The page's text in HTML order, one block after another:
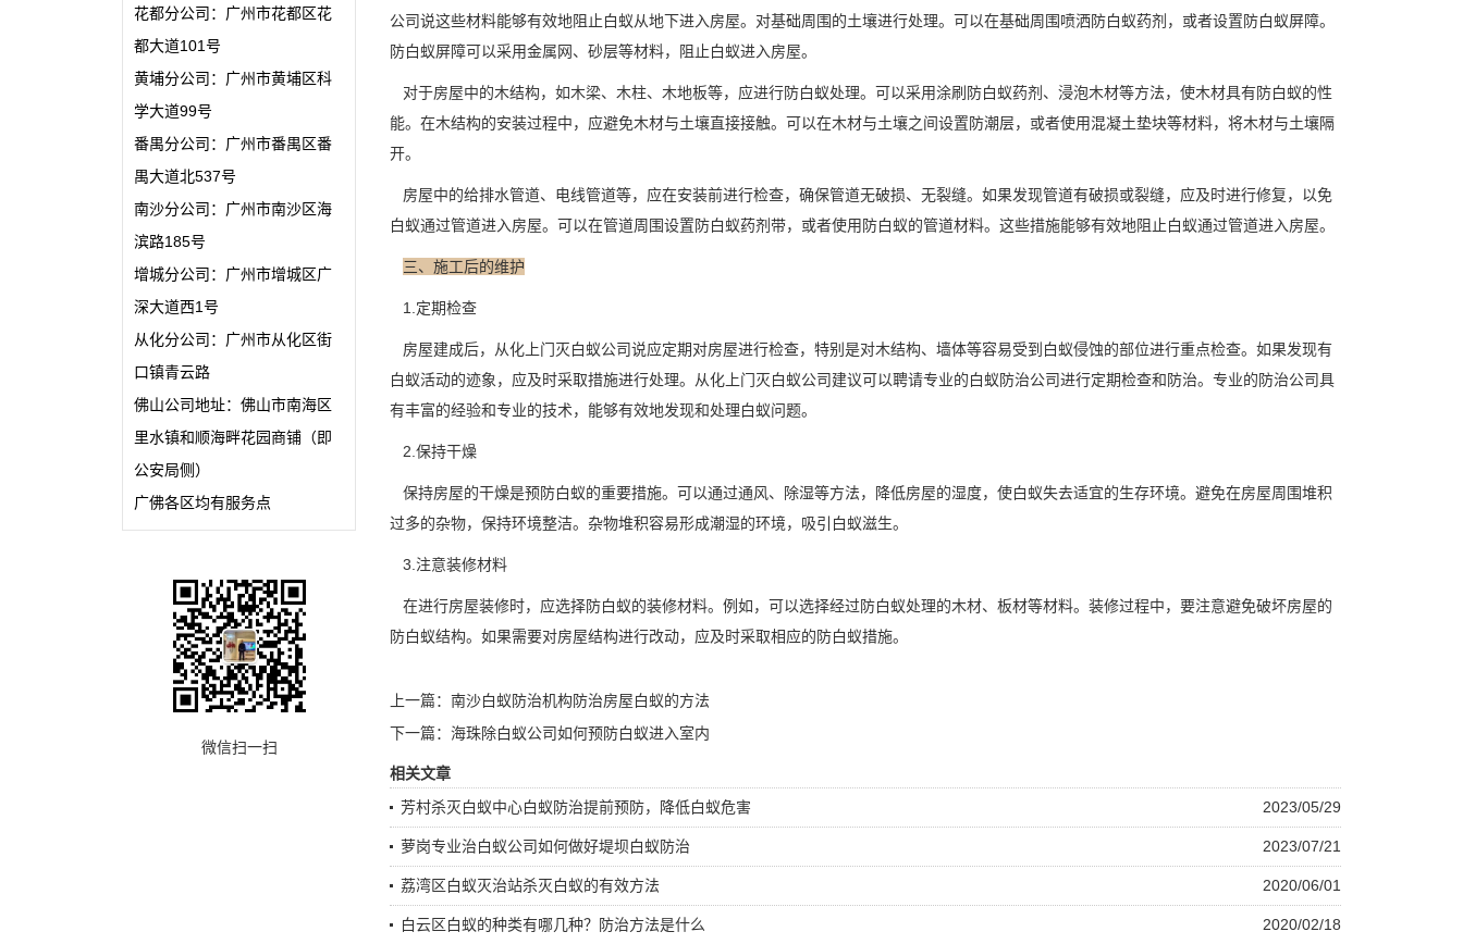
花都分公司：广州市花都区花
都大道101号
黄埔分公司：广州市黄埔区科
学大道99号
番禺分公司：广州市番禺区番
禺大道北537号
南沙分公司：广州市南沙区海
滨路185号
增城分公司：广州市增城区广
深大道西1号
从化分公司：广州市从化区街
口镇青云路
佛山公司地址：佛山市南海区
里水镇和顺海畔花园商铺（即
公安局侧）
广佛各区均有服务点
微信扫一扫
公司说这些材料能够有效地阻止白蚁从地下进入房屋。对基础周围的土壤进行处理。可以在基础周围喷洒防白蚁药剂，或者设置防白蚁屏障。
防白蚁屏障可以采用金属网、砂层等材料，阻止白蚁进入房屋。
对于房屋中的木结构，如木梁、木柱、木地板等，应进行防白蚁处理。可以采用涂刷防白蚁药剂、浸泡木材等方法，使木材具有防白蚁的性
能。在木结构的安装过程中，应避免木材与土壤直接接触。可以在木材与土壤之间设置防潮层，或者使用混凝土垫块等材料，将木材与土壤隔
开。
房屋中的给排水管道、电线管道等，应在安装前进行检查，确保管道无破损、无裂缝。如果发现管道有破损或裂缝，应及时进行修复，以免
白蚁通过管道进入房屋。可以在管道周围设置防白蚁药剂带，或者使用防白蚁的管道材料。这些措施能够有效地阻止白蚁通过管道进入房屋。
三、施工后的维护
1.定期检查
房屋建成后，从化上门灭白蚁公司说应定期对房屋进行检查，特别是对木结构、墙体等容易受到白蚁侵蚀的部位进行重点检查。如果发现有
白蚁活动的迹象，应及时采取措施进行处理。从化上门灭白蚁公司建议可以聘请专业的白蚁防治公司进行定期检查和防治。专业的防治公司具
有丰富的经验和专业的技术，能够有效地发现和处理白蚁问题。
2.保持干燥
保持房屋的干燥是预防白蚁的重要措施。可以通过通风、除湿等方法，降低房屋的湿度，使白蚁失去适宜的生存环境。避免在房屋周围堆积
过多的杂物，保持环境整洁。杂物堆积容易形成潮湿的环境，吸引白蚁滋生。
3.注意装修材料
在进行房屋装修时，应选择防白蚁的装修材料。例如，可以选择经过防白蚁处理的木材、板材等材料。装修过程中，要注意避免破坏房屋的
防白蚁结构。如果需要对房屋结构进行改动，应及时采取相应的防白蚁措施。
上一篇：南沙白蚁防治机构防治房屋白蚁的方法
下一篇：海珠除白蚁公司如何预防白蚁进入室内
相关文章
2023/05/29
芳村杀灭白蚁中心白蚁防治提前预防，降低白蚁危害
2023/07/21
萝岗专业治白蚁公司如何做好堤坝白蚁防治
2020/06/01
荔湾区白蚁灭治站杀灭白蚁的有效方法
2020/02/18
白云区白蚁的种类有哪几种？防治方法是什么